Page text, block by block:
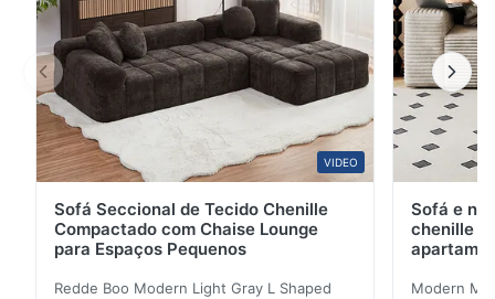
VIDEO
Sofá Seccional de Tecido Chenille
Compactado com Chaise Lounge
para Espaços Pequenos
Redde Boo Modern Light Gray L Shaped
Sofá e
chenille
Modern